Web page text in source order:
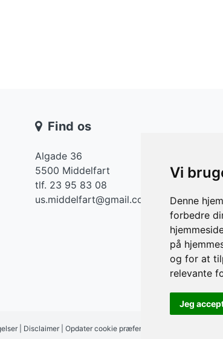
Vi
Denne
forbedre
på
og for at
relevante
Jeg
Find os
Algade 36
5500 Middelfart
tlf. 23 95 83 08
us.middelfart@gmail.com
Disclaimer Opdater cookie præferencer